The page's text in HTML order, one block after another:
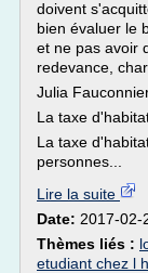
doivent
bien évaluer le
et ne pas avoir
redevance,
Julia
La taxe
La taxe
personnes...
Lire la suite
Date: 2017-02-
Thèmes liés :
etudiant chez l